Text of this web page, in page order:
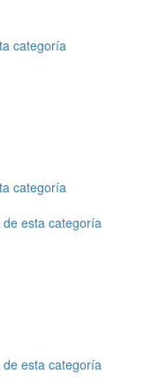
categoría
categoría
esta categoría
esta categoría